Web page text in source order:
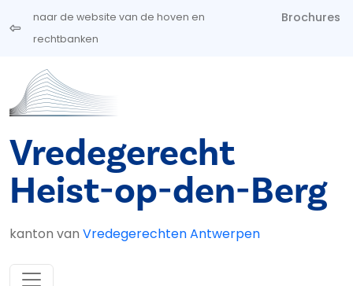
Overslaan en naar de inhoud gaan
naar de website van de hoven en
rechtbanken
Brochures
Vredegerecht
Heist-op-den-Berg
kanton van Vredegerechten Antwerpen